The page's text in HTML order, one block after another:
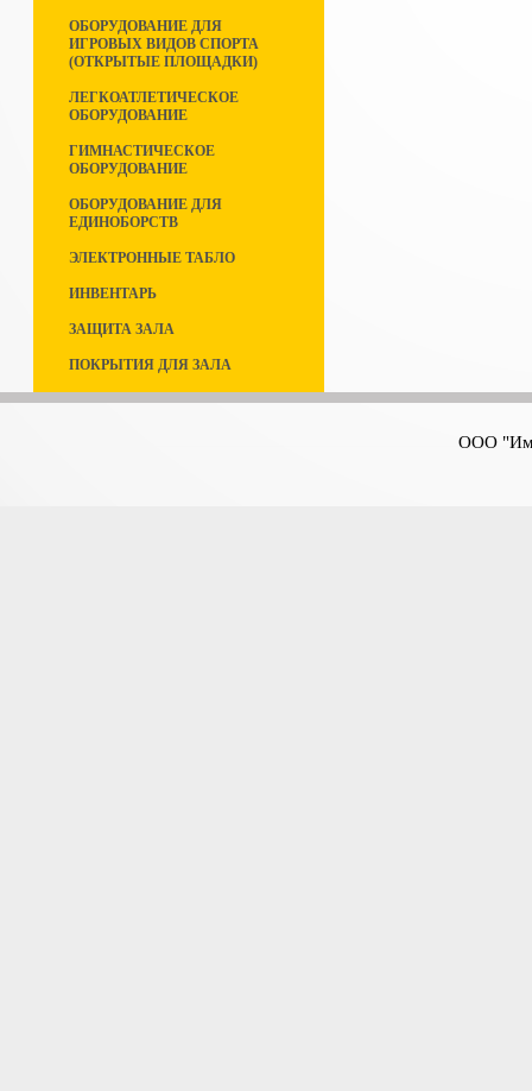
ОБОРУДОВАНИЕ ДЛЯ
ИГРОВЫХ ВИДОВ СПОРТА
(ОТКРЫТЫЕ ПЛОЩАДКИ)
ЛЕГКОАТЛЕТИЧЕСКОЕ
ОБОРУДОВАНИЕ
ГИМНАСТИЧЕСКОЕ
ОБОРУДОВАНИЕ
ОБОРУДОВАНИЕ ДЛЯ
ЕДИНОБОРСТВ
ЭЛЕКТРОННЫЕ ТАБЛО
ИНВЕНТАРЬ
ЗАЩИТА ЗАЛА
ПОКРЫТИЯ ДЛЯ ЗАЛА
ООО